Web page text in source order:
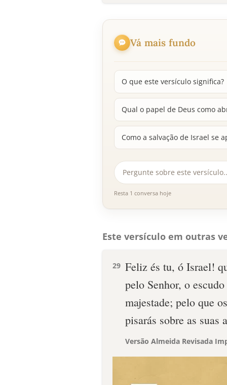
Vá mais fundo
O que este versículo significa?
Qual o papel de Deus como
Como a salvação de Israel se
Resta 1 conversa hoje
Este versículo em outras
29 Feliz és tu, ó Israel!
pelo Senhor, o
majestade; pelo que
pisarás sobre as suas
Versão Almeida Revisada